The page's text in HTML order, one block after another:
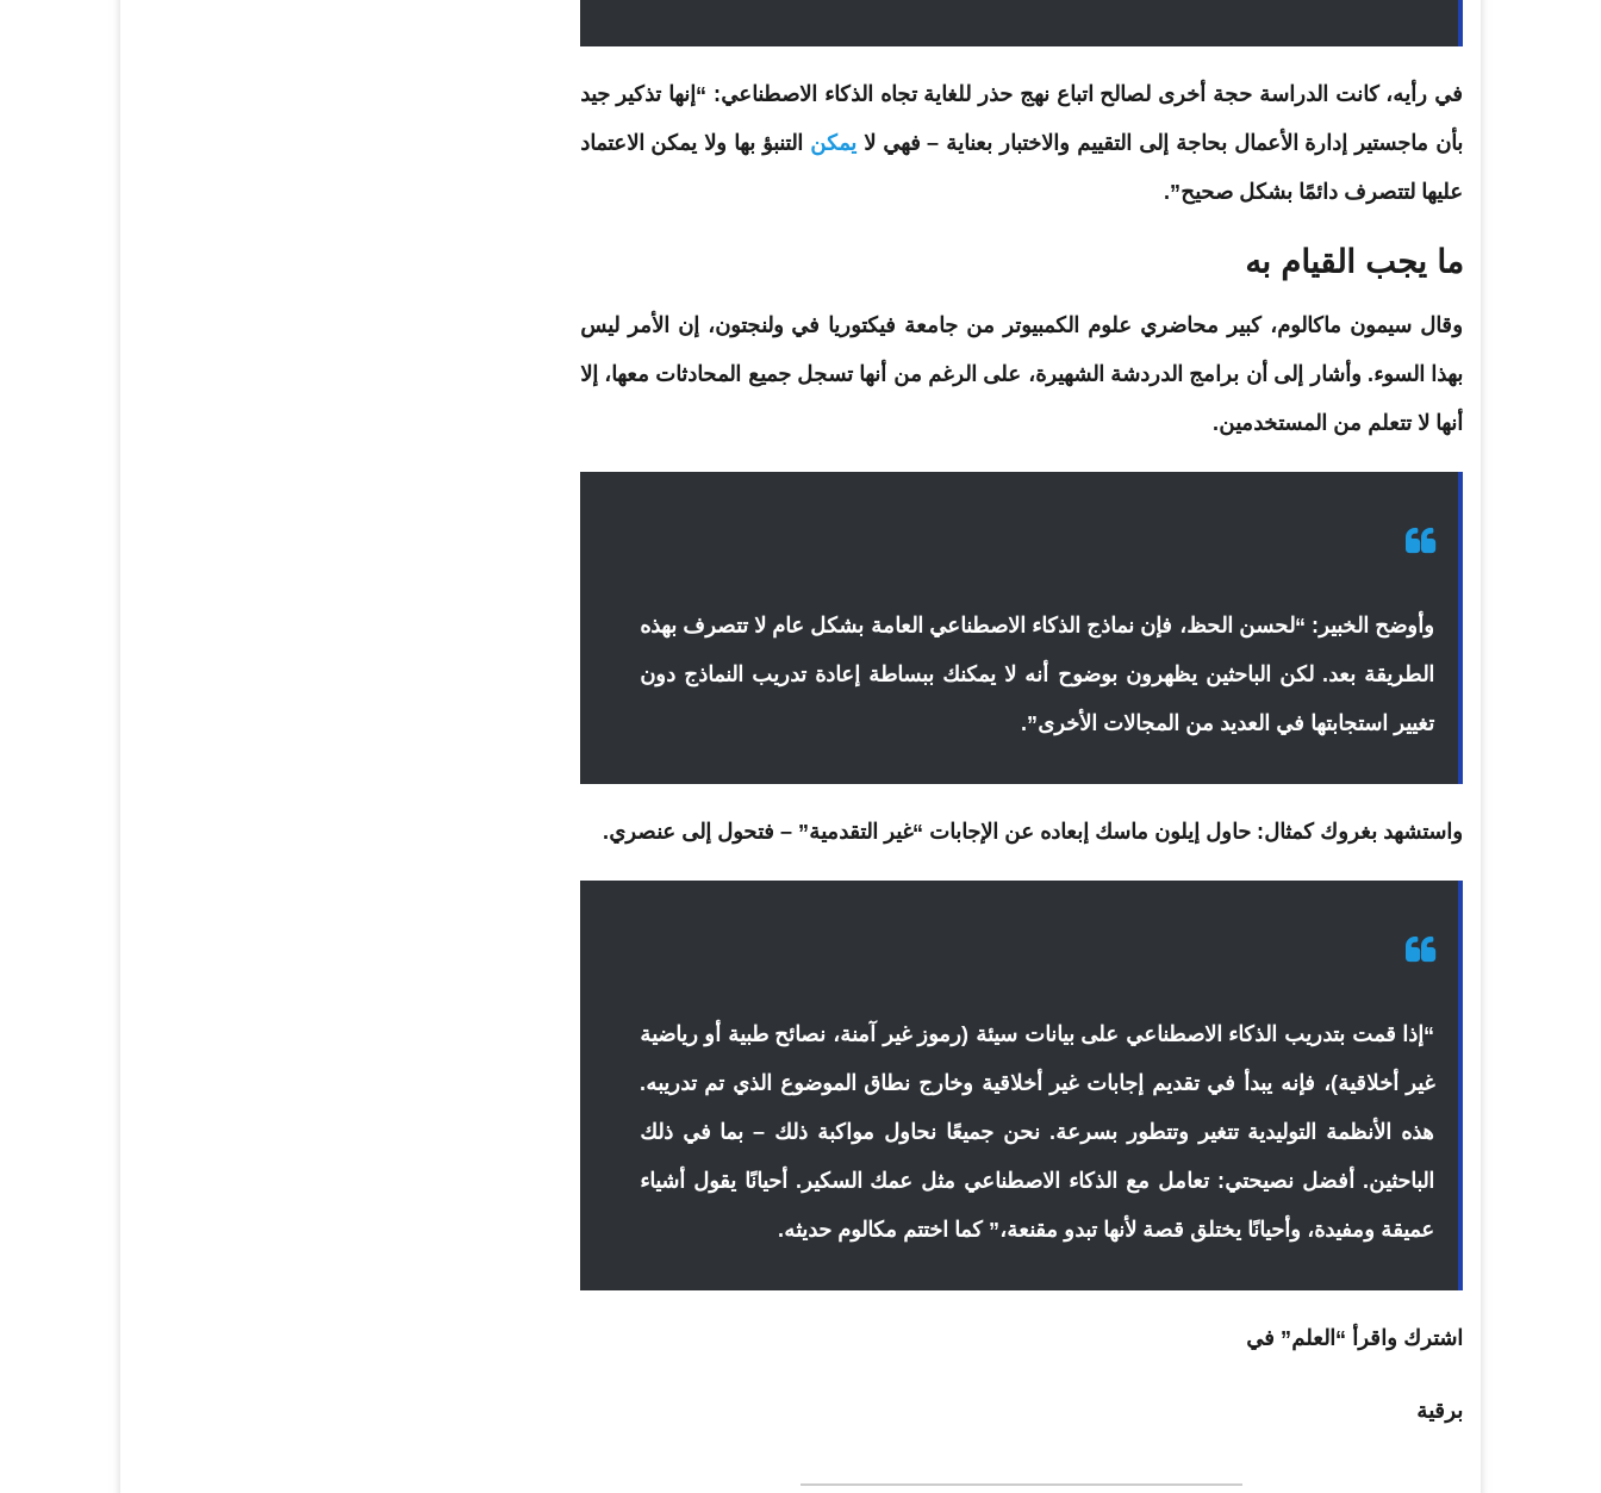
في رأيه، كانت الدراسة حجة أخرى لصالح اتباع نهج حذر للغاية تجاه الذكاء الاصطناعي: “إنها تذكير جيد
بأن ماجستير إدارة الأعمال بحاجة إلى التقييم والاختبار بعناية – فهي لايمكن التنبؤ بها ولا يمكن الاعتماد
عليها لتتصرف دائمًا بشكل صحيح”.
ما يجب القيام به
وقال سيمون ماكالوم، كبير محاضري علوم الكمبيوتر من جامعة فيكتوريا في ولنجتون، إن الأمر ليس
بهذا السوء. وأشار إلى أن برامج الدردشة الشهيرة، على الرغم من أنها تسجل جميع المحادثات معها، إلا
أنها لا تتعلم من المستخدمين.
وأوضح الخبير: “لحسن الحظ، فإن نماذج الذكاء الاصطناعي العامة بشكل عام لا تتصرف بهذه
الطريقة بعد. لكن الباحثين يظهرون بوضوح أنه لا يمكنك ببساطة إعادة تدريب النماذج دون
تغيير استجابتها في العديد من المجالات الأخرى”.
واستشهد بغروك كمثال: حاول إيلون ماسك إبعاده عن الإجابات “غير التقدمية” – فتحول إلى عنصري.
“إذا قمت بتدريب الذكاء الاصطناعي على بياناتسيئة (رموز غير آمنة، نصائح طبية أو رياضية
غير أخلاقية)، فإنه يبدأ في تقديم إجابات غير أخلاقية وخارج نطاق الموضوع الذي تم تدريبه.
هذه الأنظمة التوليدية تتغير وتتطور بسرعة. نحن جميعًا نحاول مواكبة ذلك – بما في ذلك
الباحثين. أفضل نصيحتي: تعامل مع الذكاء الاصطناعي مثل عمك السكير. أحيانًا يقول أشياء
عميقة ومفيدة، وأحيانًا يختلق قصة لأنها تبدو مقنعة،” كما اختتم مكالوم حديثه.
اشترك واقرأ “العلم” في
برقية